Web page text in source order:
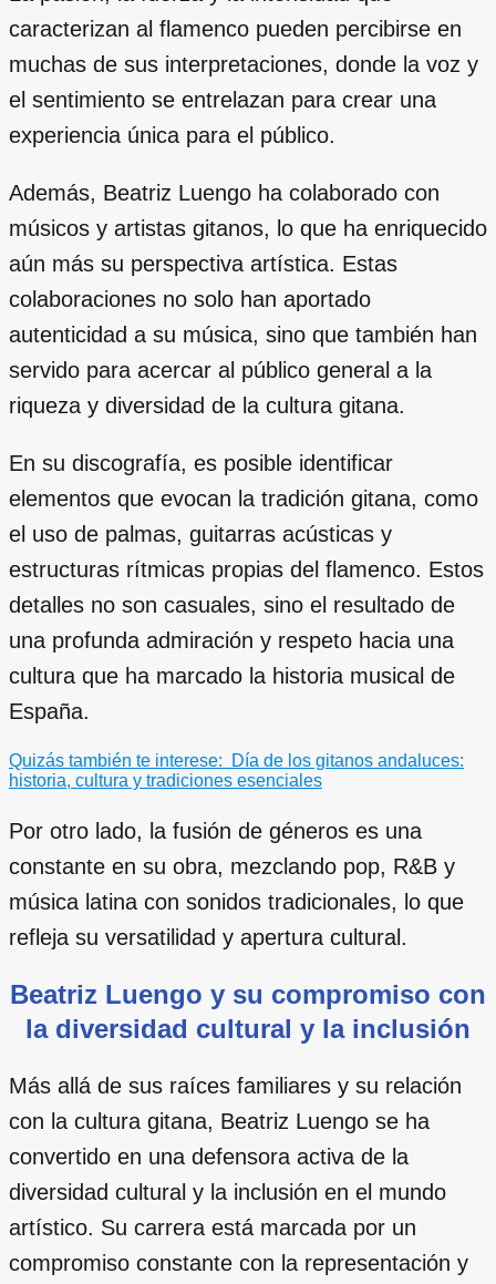
caracterizan al flamenco pueden percibirse en
muchas de sus interpretaciones, donde la voz y
el sentimiento se entrelazan para crear una
experiencia única para el público.
Además, Beatriz Luengo ha colaborado con
músicos y artistas gitanos, lo que ha enriquecido
aún más su perspectiva artística. Estas
colaboraciones no solo han aportado
autenticidad a su música, sino que también han
servido para acercar al público general a la
riqueza y diversidad de la cultura gitana.
En su discografía, es posible identificar
elementos que evocan la tradición gitana, como
el uso de palmas, guitarras acústicas y
estructuras rítmicas propias del flamenco. Estos
detalles no son casuales, sino el resultado de
una profunda admiración y respeto hacia una
cultura que ha marcado la historia musical de
España.
Quizás también te interese:
Día de los gitanos andaluces:
historia, cultura y tradiciones esenciales
Por otro lado, la fusión de géneros es una
constante en su obra, mezclando pop, R&B y
música latina con sonidos tradicionales, lo que
refleja su versatilidad y apertura cultural.
Beatriz Luengo y su compromiso con
la diversidad cultural y la inclusión
Más allá de sus raíces familiares y su relación
con la cultura gitana, Beatriz Luengo se ha
convertido en una defensora activa de la
diversidad cultural y la inclusión en el mundo
artístico. Su carrera está marcada por un
compromiso constante con la representación y